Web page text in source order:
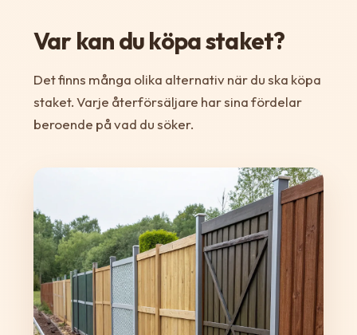
Var kan du köpa staket?
Det finns många olika alternativ när du ska köpa
staket. Varje återförsäljare har sina fördelar
beroende på vad du söker.